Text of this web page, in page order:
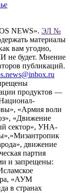
NEWS». ЭЛ №
материалы
вам угодно,
не будет. Мнение
публикаций.
продуктов —
«Армия воли
«Движение
сектор», УНА-
движение
партия
и запрещены:
«АУМ
в странах